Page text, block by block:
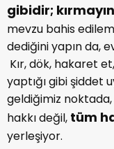
gibidir;
mevzu bahis
dediğini yapın da,
Kır, dök, hakaret
yaptığı gibi şiddet
geldiğimiz noktada,
hakkı değil, tüm
yerleşiyor.